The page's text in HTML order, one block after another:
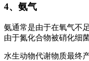
4、氨气
氨通常是由于在氧气不
由于氮化合物被硝化细
水生动物代谢物质最终